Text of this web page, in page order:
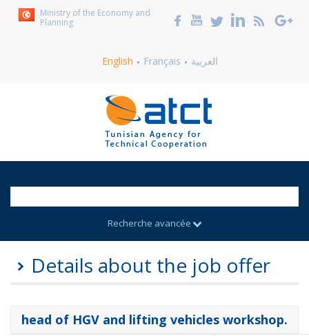
Ministry of the Economy and
Planning
English Français العربية
Recherche avancée
Details about the job offer
head of HGV and lifting vehicles workshop.